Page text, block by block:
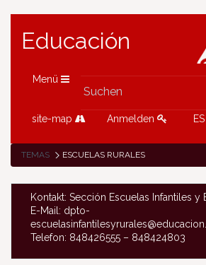
Educación
Menü
site-map Anmelden ES
TEMAS ESCUELAS RURALES
Kontakt: Sección Escuelas Infantiles y
E-Mail: dpto-
Telefon: 848426555 – 848424803